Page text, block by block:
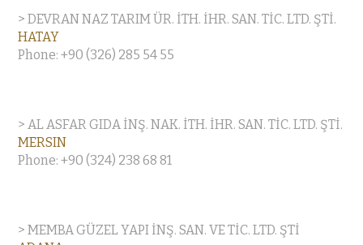
> DEVRAN NAZ TARIM ÜR. İTH. İHR. SAN. TİC. LTD. ŞTİ.
HATAY
Phone: +90 (326) 285 54 55
> AL ASFAR GIDA İNŞ. NAK. İTH. İHR. SAN. TİC. LTD. ŞTİ.
MERSIN
Phone: +90 (324) 238 68 81
> MEMBA GÜZEL YAPI İNŞ. SAN. VE TİC. LTD. ŞTİ